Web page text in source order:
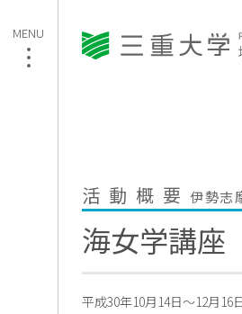
活動概要 伊勢志
海女学講座
平成30年10月14日～12月16